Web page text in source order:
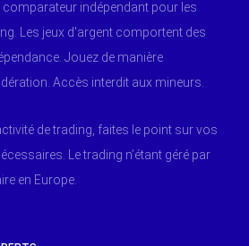
indépendant pour les
Les jeux d'argent comportent des
Jouez de manière
Accès interdit aux mineurs.
de trading, faites le point sur vos
Le trading n’étant géré par
en Europe.